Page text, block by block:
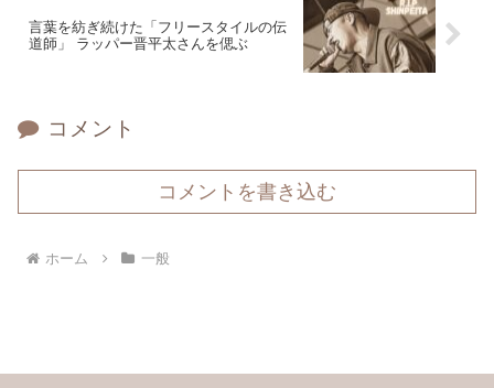
言葉を紡ぎ続けた「フリースタイルの伝
道師」 ラッパー晋平太さんを偲ぶ
コメント
コメントを書き込む
ホーム 一般